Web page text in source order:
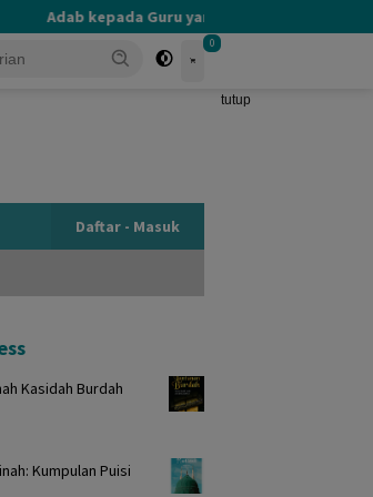
Adab kepada Guru yang Terlupakan
0
tutup
Daftar - Masuk
Kasidah Burdah
Kumpulan Puisi